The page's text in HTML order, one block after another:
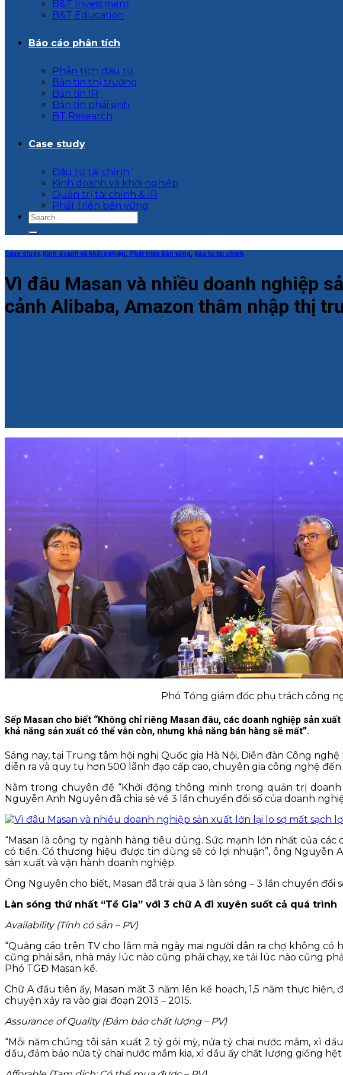
B&T Investment
B&T Education
Báo cáo phân tích
Phân tích đầu tư
Bản tin thị trường
Bản tin IR
Bản tin phái sinh
BT Research
Case study
Đầu tư tài chính
Kinh doanh và khởi nghiệp
Quản trị tài chính & IR
Phát triển bền vững
Case study, Kinh doanh và khởi nghiệp, Phát triển bền vững, Đầu tư tài chính
Vì đâu Masan và nhiều doanh nghiệp
cảnh Alibaba, Amazon thâm nhập thị
Phó Tổng giám đốc phụ trách công
Sếp Masan cho biết “Không chỉ riêng Masan đâu, các doanh nghiệp sản
khả năng sản xuất có thể vẫn còn, nhưng khả năng bán hàng sẽ mất”.
Sáng nay, tại Trung tâm hội nghị Quốc gia Hà Nội, Diễn đàn Công
diễn ra và quy tụ hơn 500 lãnh đạo cấp cao, chuyên gia công nghệ
Nằm trong chuyên đề “Khởi động thông minh trong quản trị
Nguyễn Anh Nguyên đã chia sẻ về 3 lần chuyển đổi số của doanh
“Masan là công ty ngành hàng tiêu dùng. Sức mạnh lớn nhất của
có tiền. Có thương hiệu được tin dùng sẽ có lợi nhuận”, ông
sản xuất và vận hành doanh nghiệp.
Ông Nguyên cho biết, Masan đã trải qua 3 làn sóng – 3 lần chuyển đổi
Làn sóng thứ nhất “Tề Gia” với 3 chữ A đi xuyên suốt cả quá trình
Availability (Tính có sẵn – PV)
“Quảng cáo trên TV cho lắm mà ngày mai người dân ra chợ không
cũng phải sẵn, nhà máy lúc nào cũng phải chạy, xe tải lúc nào cũng
Phó TGĐ Masan kể.
Chữ A đầu tiên ấy, Masan mất 3 năm lên kế hoạch, 1,5 năm thực
chuyện xảy ra vào giai đoạn 2013 – 2015.
Assurance of Quality (Đảm bảo chất lượng – PV)
“Mỗi năm chúng tôi sản xuất 2 tỷ gói mỳ, nửa tỷ chai nước mắm, xì
dầu, đảm bảo nửa tỷ chai nước mắm kia, xì dầu ấy chất lượng giống hệt